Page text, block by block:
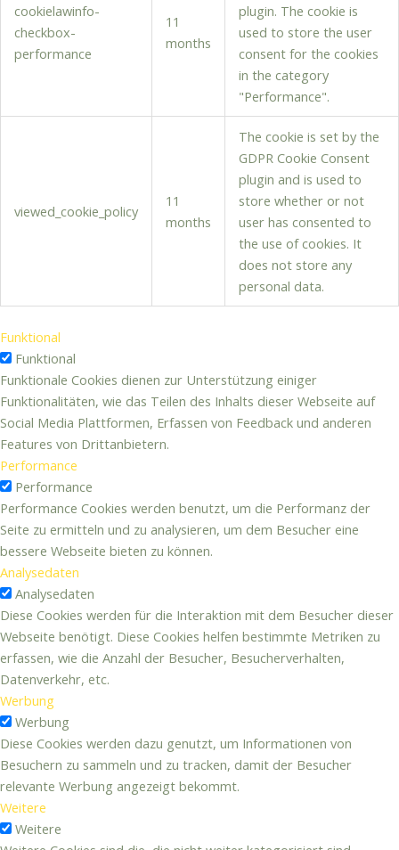
cookielawinfo-
checkbox-
performance
11
months
plugin. The cookie is
used to store the user
consent for the cookies
in the category
"Performance".
viewed_cookie_policy
11
months
The cookie is set by the
GDPR Cookie Consent
plugin and is used to
store whether or not
user has consented to
the use of cookies. It
does not store any
personal data.
Funktional
Funktional
Funktionale Cookies dienen zur Unterstützung einiger
Funktionalitäten, wie das Teilen des Inhalts dieser Webseite auf
Social Media Plattformen, Erfassen von Feedback und anderen
Features von Drittanbietern.
Performance
Performance
Performance Cookies werden benutzt, um die Performanz der
Seite zu ermitteln und zu analysieren, um dem Besucher eine
bessere Webseite bieten zu können.
Analysedaten
Analysedaten
Diese Cookies werden für die Interaktion mit dem Besucher dieser
Webseite benötigt. Diese Cookies helfen bestimmte Metriken zu
erfassen, wie die Anzahl der Besucher, Besucherverhalten,
Datenverkehr, etc.
Werbung
Werbung
Diese Cookies werden dazu genutzt, um Informationen von
Besuchern zu sammeln und zu tracken, damit der Besucher
relevante Werbung angezeigt bekommt.
Weitere
Weitere